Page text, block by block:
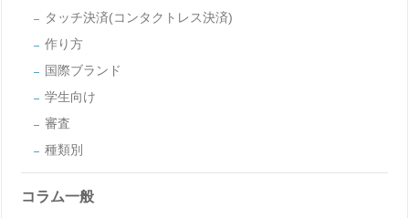
タッチ決済(コンタクトレス決済)
作り方
国際ブランド
学生向け
審査
種類別
コラム一般